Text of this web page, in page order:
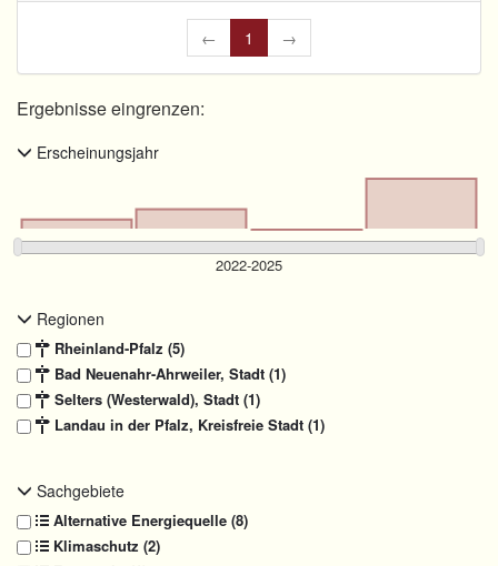
← 1 →
Ergebnisse eingrenzen:
Erscheinungsjahr
Regionen
Rheinland-Pfalz (5)
Bad Neuenahr-Ahrweiler, Stadt (1)
Selters (Westerwald), Stadt (1)
Landau in der Pfalz, Kreisfreie Stadt (1)
Sachgebiete
Alternative Energiequelle (8)
Klimaschutz (2)